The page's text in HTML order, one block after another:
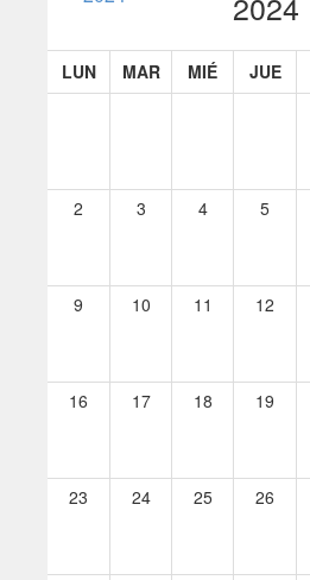
LUN MAR MIÉ JUE
2 3 4 5
9 10 11 12
16 17 18 19
23 24 25 26